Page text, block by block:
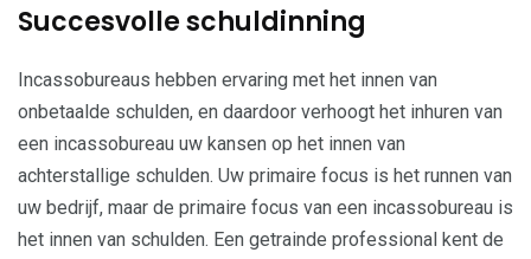
Succesvolle schuldinning
Incassobureaus hebben ervaring met het innen van
onbetaalde schulden, en daardoor verhoogt het inhuren van
een incassobureau uw kansen op het innen van
achterstallige schulden. Uw primaire focus is het runnen van
uw bedrijf, maar de primaire focus van een incassobureau is
het innen van schulden. Een getrainde professional kent de